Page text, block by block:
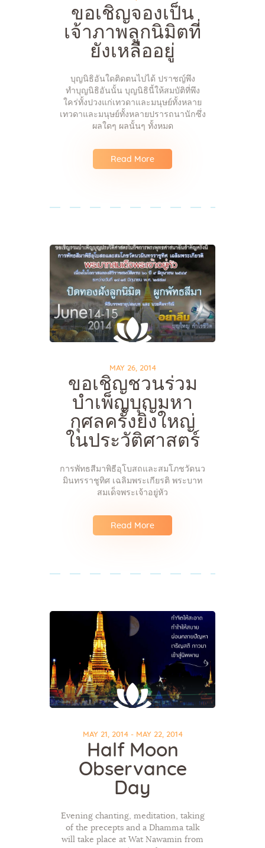
ขอเชิญจองเป็น
เจ้าภาพลูกนิมิตที่
ยังเหลืออยู่
บุญนิธิอันใดติดตนไปได้ ปราชญ์พึง
ทำบุญนิธิอันนั้น บุญนิธินี้ให้สมบัติที่พึง
ใคร่ทั้งปวงแก่เทวดาและมนุษย์ทั้งหลาย
เทวดาและมนุษย์ทั้งหลายปรารถนานักซึ่ง
ผลใดๆ ผลนั้นๆ ทั้งหมด
Read More
MAY 26, 2014
ขอเชิญชวนร่วม
บำเพ็ญบุญมหา
กุศลครั้งยิ่งใหญ่
ในประวัติศาสตร์
การพัทธสีมาพิธีอุโบสถและสมโภชวัดนว
มินทรราชูทิศ เฉลิมพระเกียรติ พระบาท
สมเด็จพระเจ้าอยู่หัว
Read More
MAY 21, 2014 - MAY 22, 2014
Half Moon
Observance
Day
Evening chanting, meditation, taking
of the precepts and a Dhamma talk
will take place at Wat Nawamin from